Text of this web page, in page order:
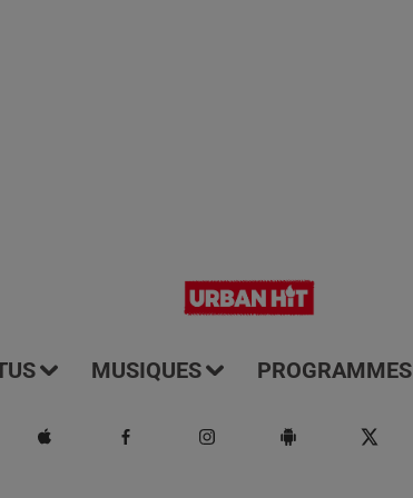
MUSIQUES PROGRAMMES